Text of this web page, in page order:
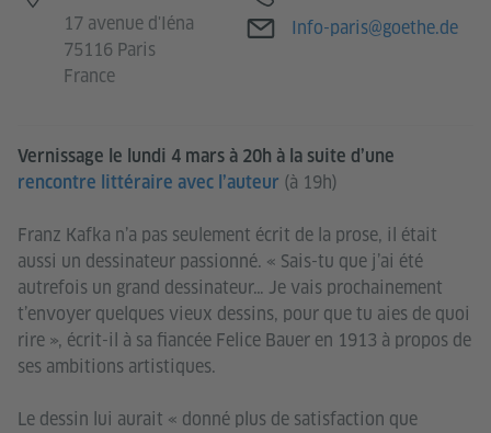
Vernissage le lundi 4 mars à 20h à la suite d’une
rencontre littéraire avec l’auteur (à 19h)
Franz Kafka n’a pas seulement écrit de la prose, il était
aussi un dessinateur passionné. « Sais-tu que j’ai été
autrefois un grand dessinateur… Je vais prochainement
t’envoyer quelques vieux dessins, pour que tu aies de quoi
rire », écrit-il à sa fiancée Felice Bauer en 1913 à propos de
ses ambitions artistiques.
Le dessin lui aurait « donné plus de satisfaction que
17 avenue d'Iéna
75116 Paris
France
Adresse e-mail
Info-paris@goethe.de